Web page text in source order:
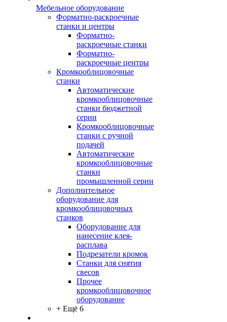
Мебельное оборудование
Форматно-раскроечные
станки и центры
Форматно-
раскроечные станки
Форматно-
раскроечные центры
Кромкооблицовочные
станки
Автоматические
кромкооблицовочные
станки бюджетной
серии
Кромкооблицовочные
станки с ручной
подачей
Автоматические
кромкооблицовочные
станки
промышленной серии
Дополнительное
оборудование для
кромкооблицовочных
станков
Оборудование для
нанесение клея-
расплава
Подрезатели кромок
Станки для снятия
свесов
Прочее
кромкооблицовочное
оборудование
+ Ещё 6